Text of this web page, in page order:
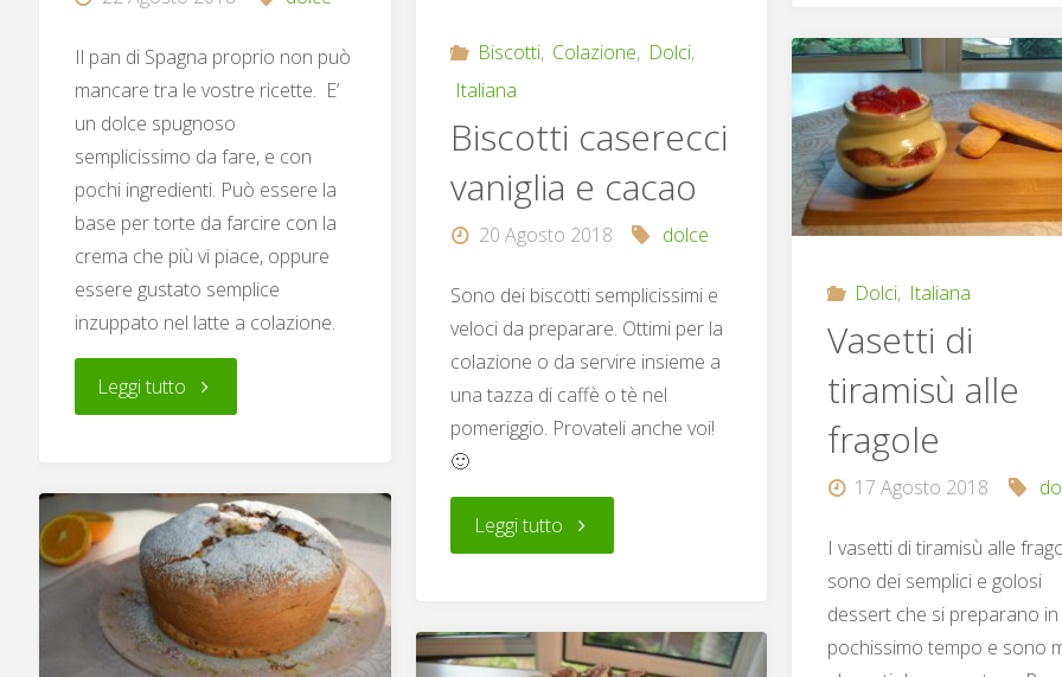
al
cioccolato"
Il pan di Spagna proprio non può
mancare tra le vostre ricette. E’
un dolce spugnoso
semplicissimo da fare, e con
pochi ingredienti. Può essere la
base per torte da farcire con la
crema che più vi piace, oppure
essere gustato semplice
inzuppato nel latte a colazione.
Leggi tutto "Pan
Spagna"
Biscotti, Colazione, Dolci,
Italiana
Biscotti caserecci
vaniglia e cacao
20 Agosto 2018 dolce
Sono dei biscotti semplicissimi e
veloci da preparare. Ottimi per la
colazione o da servire insieme a
una tazza di caffè o tè nel
pomeriggio. Provateli anche voi!
🙂
Leggi tutto"Biscotti
vaniglia
Dolci, Italiana
Vasetti di
tiramisù alle
fragole
17 Agosto 2018
I vasetti di tiramisù alle
sono dei semplici e golosi
dessert che si preparano in
pochissimo tempo e sono